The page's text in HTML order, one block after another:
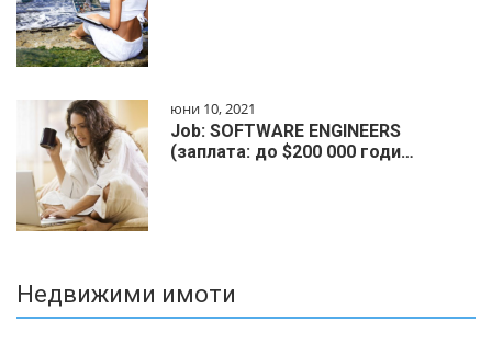
юни 10, 2021
Job: SOFTWARE ENGINEERS
(заплата: до $200 000 годи…
Недвижими имоти